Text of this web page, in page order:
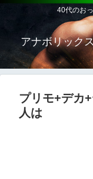
40代のお
アナボリック
プリモ+デカ
人は